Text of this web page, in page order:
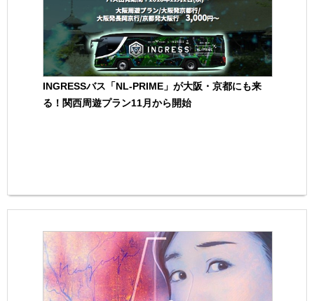
INGRESSバス「NL-PRIME」が大阪・京都にも来
る！関西周遊プラン11月から開始